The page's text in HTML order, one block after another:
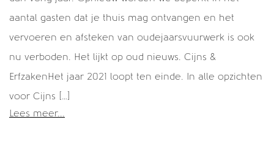
aantal gasten dat je thuis mag ontvangen en het
vervoeren en afsteken van oudejaarsvuurwerk is ook
nu verboden. Het lijkt op oud nieuws. Cijns &
ErfzakenHet jaar 2021 loopt ten einde. In alle opzichten
voor Cijns […]
Lees meer...